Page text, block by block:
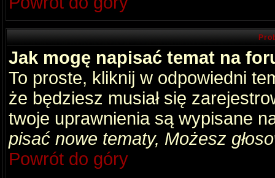
Jak mogę napisać temat na
To proste, kliknij w odpowiedni
że będziesz musiał się
twoje uprawnienia są wypisane
pisać nowe tematy, Możesz
Powrót do góry